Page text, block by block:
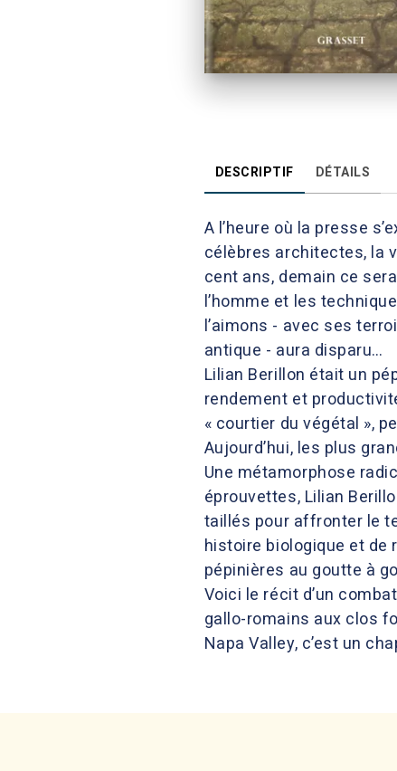
DESCRIPTIF DÉTAILS
A l’heure où la presse
célèbres architectes, la
cent ans, demain ce
l’homme et les
l’aimons - avec ses
antique - aura disparu…
Lilian Berillon était un
rendement et
« courtier du végétal »,
Aujourd’hui, les plus
Une métamorphose
éprouvettes, Lilian
taillés pour affronter le
histoire biologique et de
pépinières au goutte à
Voici le récit d’un
gallo-romains aux clos
Napa Valley, c’est un